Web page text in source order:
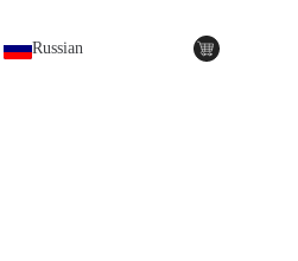
Russian